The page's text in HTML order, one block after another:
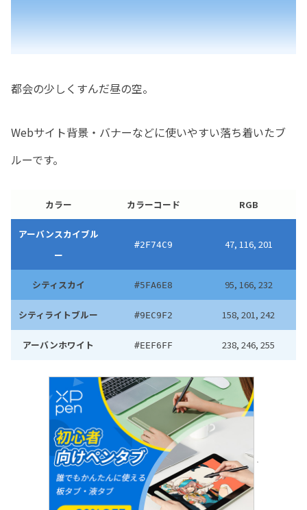
都会の少しくすんだ昼の空。
Webサイト背景・バナーなどに使いやすい落ち着いたブ
ルーです。
カラー カラーコード RGB
アーバンスカイブル
ー
#2F74C9 47, 116, 201
シティスカイ #5FA6E8 95, 166, 232
シティライトブルー #9EC9F2 158, 201, 242
アーバンホワイト #EEF6FF 238, 246, 255